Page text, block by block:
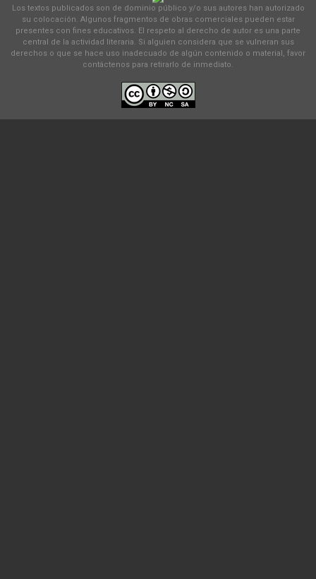
Los textos publicados son de dominio público y/o sus autores han autorizado
su colocación. Algunos fragmentos de obras comerciales pueden estar
presentes con fines educativos. El respeto al derecho de autor es una parte
central de la actividad literaria. Si alguien considera que se vulneran sus
derechos o que se hace uso inadecuado de algún contenido o material, favor
contáctenos para retirarlo de inmediato.